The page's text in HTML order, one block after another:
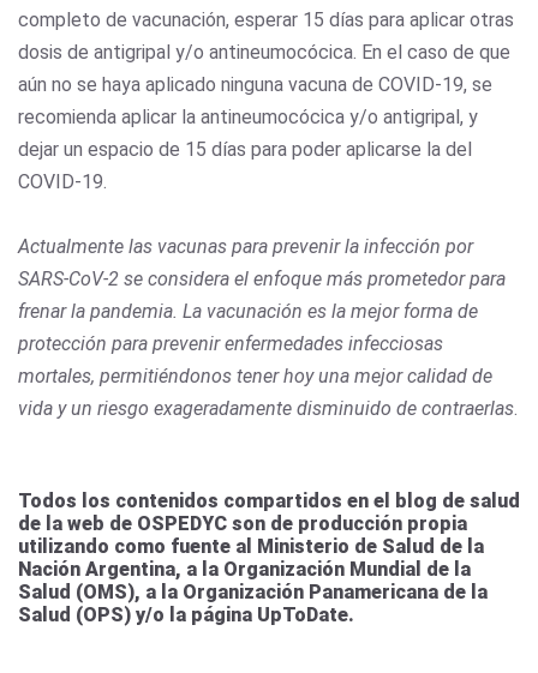
completo de vacunación, esperar 15 días para aplicar otras
dosis de antigripal y/o antineumocócica. En el caso de que
aún no se haya aplicado ninguna vacuna de COVID-19, se
recomienda aplicar la antineumocócica y/o antigripal, y
dejar un espacio de 15 días para poder aplicarse la del
COVID-19.
Actualmente las vacunas para prevenir la infección por
SARS-CoV-2 se considera el enfoque más prometedor para
frenar la pandemia. La vacunación es la mejor forma de
protección para prevenir enfermedades infecciosas
mortales, permitiéndonos tener hoy una mejor calidad de
vida y un riesgo exageradamente disminuido de contraerlas
Todos los contenidos compartidos en el blog de salud
de la web de OSPEDYC son de producción propia
utilizando como fuente al Ministerio de Salud de la
Nación Argentina, a la Organización Mundial de la
Salud (OMS), a la Organización Panamericana de la
Salud (OPS) y/o la página UpToDate.